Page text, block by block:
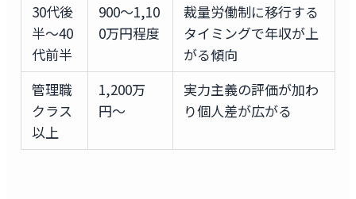
30代後
半〜40
代前半
900〜1,10
0万円程度
裁量労働制に移行する
タイミングで年収が上
がる傾向
管理職
クラス
以上
1,200万
円〜
実力主義の評価が加わ
り個人差が広がる